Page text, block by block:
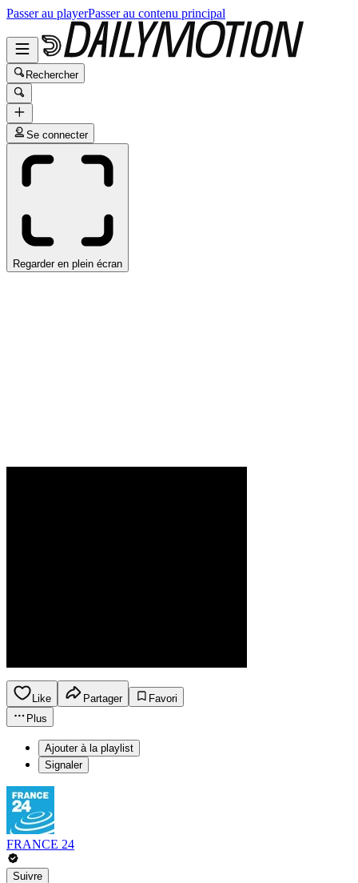
Passer au playerPasser au contenu principal
Rechercher
Se connecter
Regarder en plein écran
Like Partager
Favori
Plus
Ajouter à la playlist
Signaler
FRANCE 24
Suivre